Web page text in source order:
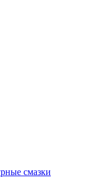
смазки